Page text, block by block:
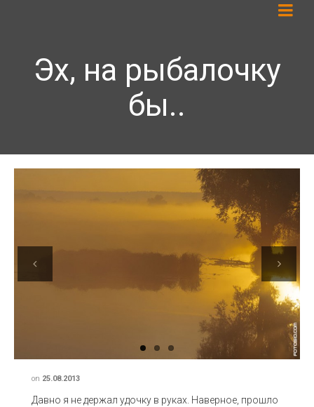
Эх, на рыбалочку
бы..
Next
on 25.08.2013
Давно я не держал удочку в руках. Наверное, прошло